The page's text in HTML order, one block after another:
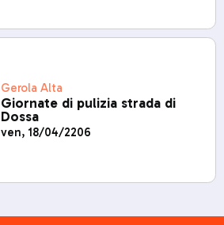
Gerola Alta
Giornate di pulizia strada di
Dossa
ven, 18/04/2206